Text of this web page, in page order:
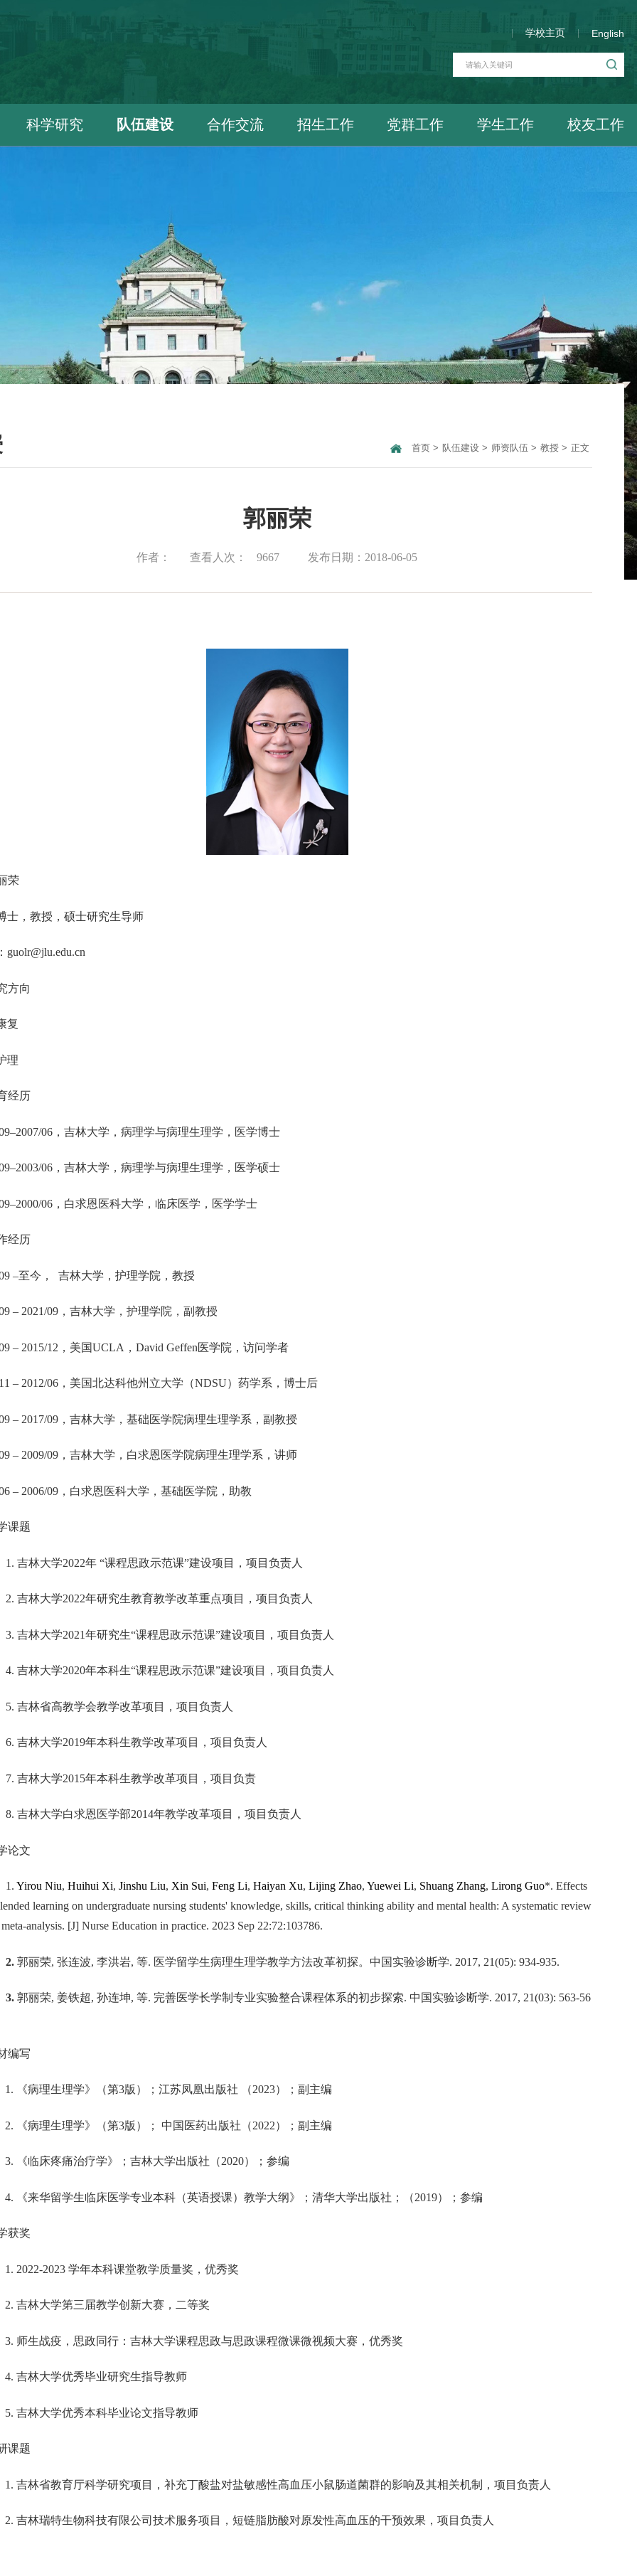
学校主页 English
科学研究 队伍建设 合作交流 招生工作 党群工作 学生工作 校友工作
首页 > 队伍建设 > 师资队伍 > 教授 > 正文
郭丽荣
作者： 查看人次： 9667 发布日期：2018-06-05
荣
士，教授，硕士研究生导师
guolr@jlu.edu.cn
方向
复
理
经历
06 ，吉林大学，病理学与病理生理学，医学博士
06 ，吉林大学，病理学与病理生理学，医学硕士
06 ，白求恩医科大学，临床医学，医学学士
经历
–至今， 吉林大学，护理学院，教授
– 2021/09 ，吉林大学，护理学院，副教授
– 2015/12 ，美国UCLA ，David Geffen医学院，访问学者
– 2012/06 ，美国北达科他州立大学（NDSU）药学系，博士后
– 2017/09 ，吉林大学，基础医学院病理生理学系，副教授
– 2009/09 ，吉林大学，白求恩医学院病理生理学系，讲师
– 2006/09 ，白求恩医科大学，基础医学院，助教
课题
1. 吉林大学2022年 “课程思政示范课”建设项目，项目负责人
2. 吉林大学2022年研究生教育教学改革重点项目，项目负责人
3. 吉林大学2021年研究生“课程思政示范课”建设项目，项目负责人
4. 吉林大学2020年本科生“课程思政示范课”建设项目，项目负责人
5. 吉林省高教学会教学改革项目，项目负责人
6. 吉林大学2019年本科生教学改革项目，项目负责人
7. 吉林大学2015年本科生教学改革项目，项目负责
8. 吉林大学白求恩医学部2014年教学改革项目，项目负责人
论文
1. Yirou Niu, Huihui Xi, Jinshu Liu, Xin Sui, Feng Li, Haiyan Xu, Lijing Zhao, Yuewei Li, Shuang Zhang, Lirong Guo*. Effects
learning on undergraduate nursing students' knowledge, skills, critical thinking ability and mental health: A systematic review
analysis. [J] Nurse Education in practice. 2023 Sep 22:72:103786.
2. 郭丽荣, 张连波, 李洪岩, 等. 医学留学生病理生理学教学方法改革初探。中国实验诊断学. 2017, 21(05): 934-935.
3. 郭丽荣, 姜铁超, 孙连坤, 等. 完善医学长学制专业实验整合课程体系的初步探索. 中国实验诊断学. 2017, 21(03): 563-56
编写
1. 《病理生理学》（第3版）；江苏凤凰出版社 （2023）；副主编
2. 《病理生理学》（第3版）； 中国医药出版社（2022）；副主编
3. 《临床疼痛治疗学》；吉林大学出版社（2020）；参编
4. 《来华留学生临床医学专业本科（英语授课）教学大纲》；清华大学出版社；（2019）；参编
获奖
1. 2022-2023 学年本科课堂教学质量奖 ， 优秀奖
2. 吉林大学第三届教学创新大赛，二等奖
3. 师生战疫，思政同行：吉林大学课程思政与思政课程微课微视频大赛 ，优秀奖
4. 吉林大学优秀毕业研究生指导教师
5. 吉林大学优秀本科毕业论文指导教师
课题
1. 吉林省教育厅科学研究项目 ， 补充丁酸盐对盐敏感性高血压小鼠肠道菌群的影响及其相关机制 ， 项目负责人
2. 吉林瑞特生物科技有限公司技术服务项目 ， 短链脂肪酸对原发性高血压的干预效果， 项目负责人